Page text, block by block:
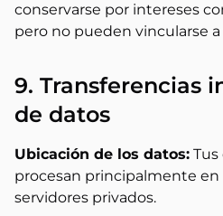
conservarse por intereses
pero no pueden vincularse
9. Transferencias
de datos
Ubicación de los datos: Tus
procesan principalmente en
servidores privados.